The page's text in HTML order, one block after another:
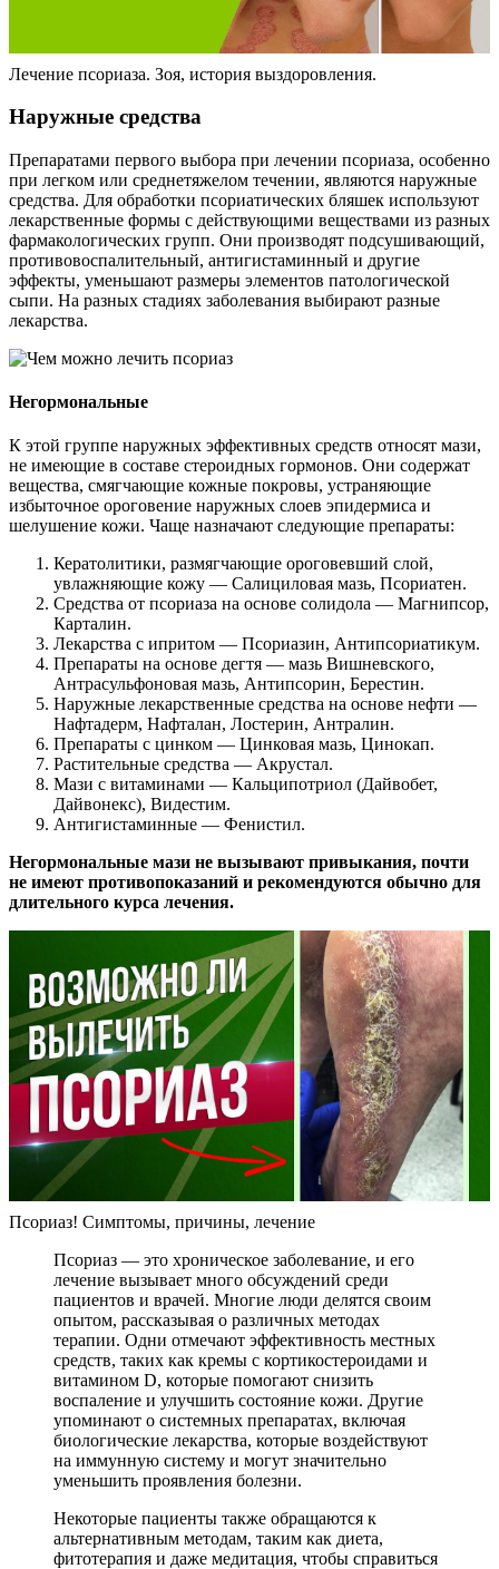
Лечение псориаза. Зоя, история выздоровления.
Наружные средства
Препаратами первого выбора при лечении псориаза, особенно
при легком или среднетяжелом течении, являются наружные
средства. Для обработки псориатических бляшек используют
лекарственные формы с действующими веществами из разных
фармакологических групп. Они производят подсушивающий,
противовоспалительный, антигистаминный и другие
эффекты, уменьшают размеры элементов патологической
сыпи. На разных стадиях заболевания выбирают разные
лекарства.
Негормональные
К этой группе наружных эффективных средств относят мази,
не имеющие в составе стероидных гормонов. Они содержат
вещества, смягчающие кожные покровы, устраняющие
избыточное ороговение наружных слоев эпидермиса и
шелушение кожи. Чаще назначают следующие препараты:
Кератолитики, размягчающие ороговевший слой,
увлажняющие кожу — Салициловая мазь, Псориатен.
Средства от псориаза на основе солидола — Магнипсор,
Карталин.
Лекарства с ипритом — Псориазин, Антипсориатикум.
Препараты на основе дегтя — мазь Вишневского,
Антрасульфоновая мазь, Антипсорин, Берестин.
Наружные лекарственные средства на основе нефти —
Нафтадерм, Нафталан, Лостерин, Антралин.
Препараты с цинком — Цинковая мазь, Цинокап.
Растительные средства — Акрустал.
Мази с витаминами — Кальципотриол (Дайвобет,
Дайвонекс), Видестим.
Антигистаминные — Фенистил.
Негормональные мази не вызывают привыкания, почти
не имеют противопоказаний и рекомендуются обычно для
длительного курса лечения.
Псориаз! Симптомы, причины, лечение
Псориаз — это хроническое заболевание, и его
лечение вызывает много обсуждений среди
пациентов и врачей. Многие люди делятся своим
опытом, рассказывая о различных методах
терапии. Одни отмечают эффективность местных
средств, таких как кремы с кортикостероидами и
витамином D, которые помогают снизить
воспаление и улучшить состояние кожи. Другие
упоминают о системных препаратах, включая
биологические лекарства, которые воздействуют
на иммунную систему и могут значительно
уменьшить проявления болезни.
Некоторые пациенты также обращаются к
альтернативным методам, таким как диета,
фитотерапия и даже медитация, чтобы справиться